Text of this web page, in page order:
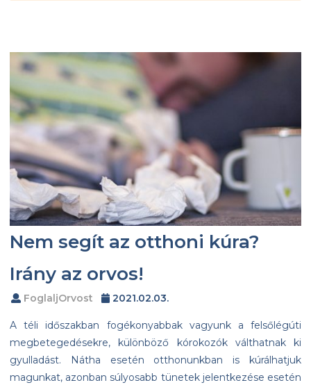
Nem segít az otthoni kúra?
Irány az orvos!
FoglaljOrvost 2021.02.03.
A téli időszakban fogékonyabbak vagyunk a felsőlégúti
megbetegedésekre, különböző kórokozók válthatnak ki
gyulladást. Nátha esetén otthonunkban is kúrálhatjuk
magunkat, azonban súlyosabb tünetek jelentkezése esetén